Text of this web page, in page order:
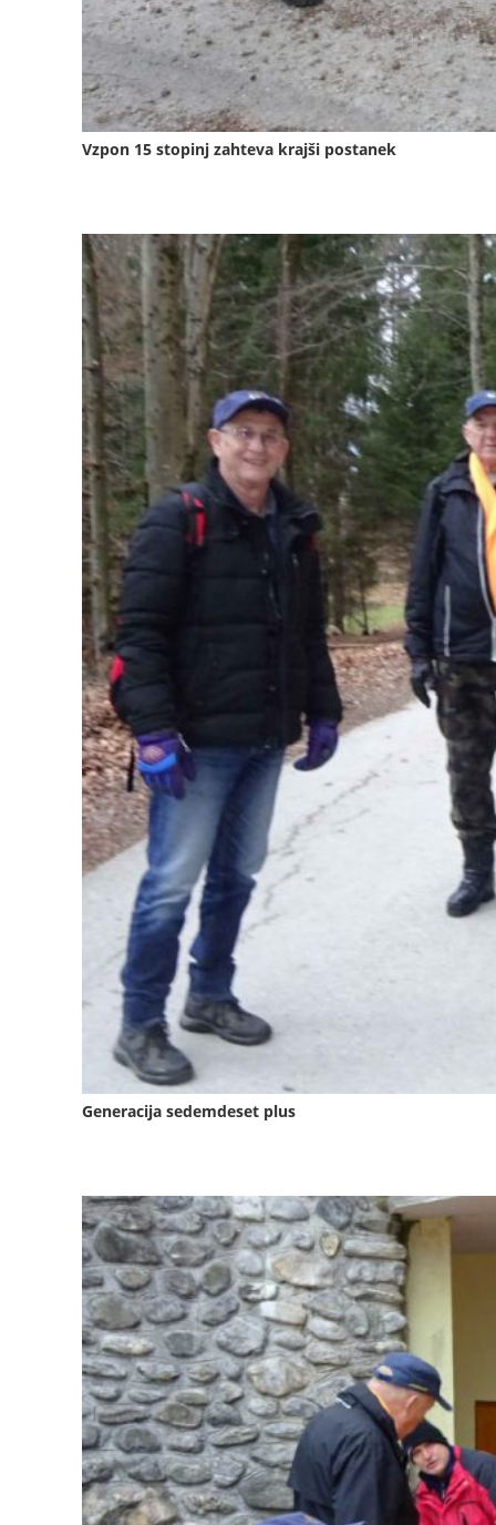
Vzpon 15 stopinj zahteva krajši postanek
Generacija sedemdeset plus